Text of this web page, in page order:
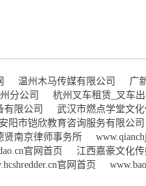
温州木马传媒有限公司
广
分公司
杭州叉车租赁_叉车
限公司
武汉市燃点学堂文
安阳市铠欣教育咨询服务有限公司
贤南京律师事务所
官网首页
江西嘉豪文化
官网首页